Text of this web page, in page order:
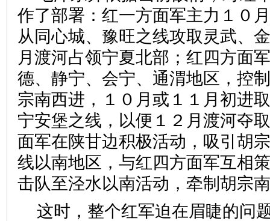
作了部署：红一方面军主力１０
从同心城、豫旺之线攻取灵武、
月渡河占领宁夏北部；红四方面
德、静宁、会宁、通渭地区，控
宗南西进，１０月或１１月初进
宁安堡之线，以便１２月渡河夺
面军在陕甘边积极活动，吸引胡
线以南地区，与红四方面军互相
击队至泾水以南活动，牵制胡宗
这时，整个红军迫在眉睫的问